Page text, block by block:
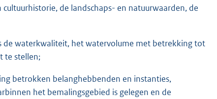
de landschaps- en natuurwaarden, de
waterkwaliteit, het watervolume met betrekking tot
te stellen;
betrokken belanghebbenden en instanties,
het bemalingsgebied is gelegen en de